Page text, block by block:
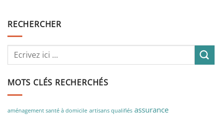
RECHERCHER
MOTS CLÉS RECHERCHÉS
aménagement santé à domicile artisans qualifiés assurance